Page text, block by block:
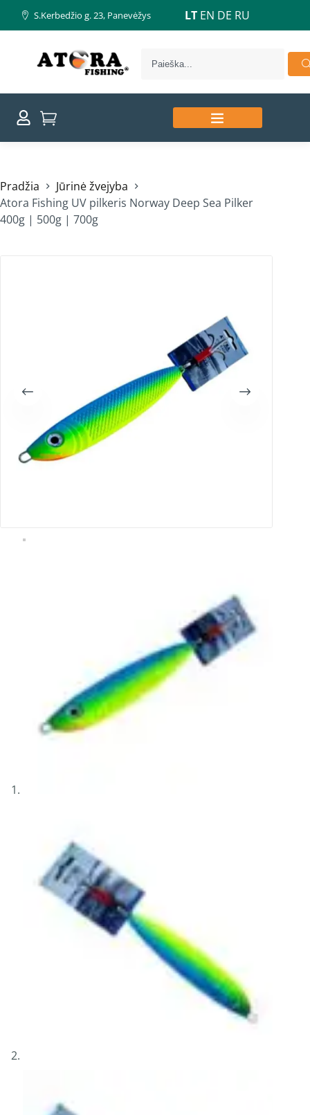
S.Kerbedžio g. 23, Panevėžys LT EN DE RU
Pradžia
Jūrinė žvejyba
Atora Fishing UV pilkeris Norway Deep Sea Pilker
400g | 500g | 700g